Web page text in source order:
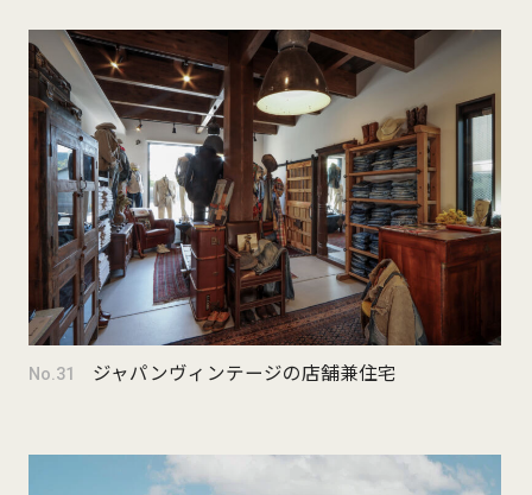
No.31 ジャパンヴィンテージの店舗兼住宅